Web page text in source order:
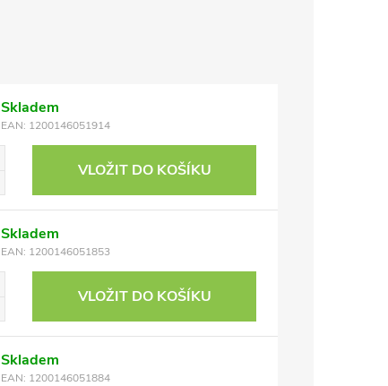
Skladem
EAN: 1200146051914
VLOŽIT DO KOŠÍKU
Skladem
EAN: 1200146051853
VLOŽIT DO KOŠÍKU
Skladem
EAN: 1200146051884